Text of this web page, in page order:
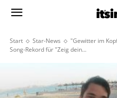
Start Star-News
"Gewitter im
Song-Rekord für "Zeig dein...